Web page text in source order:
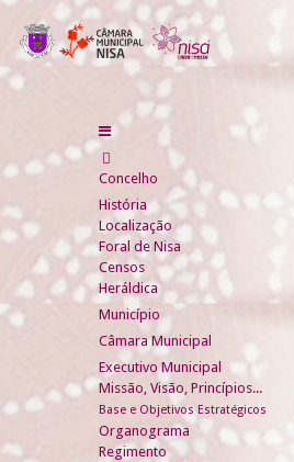
Concelho
História
Localização
Foral de Nisa
Censos
Heráldica
Município
Câmara Municipal
Executivo Municipal
Missão, Visão, Princípios...
Base e Objetivos Estratégicos
Organograma
Regimento